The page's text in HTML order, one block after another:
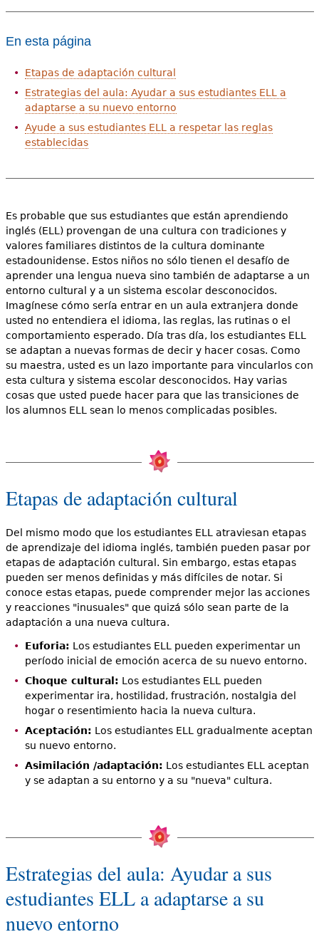
En esta página
Etapas de adaptación cultural
Estrategias del aula: Ayudar a sus estudiantes ELL a
adaptarse a su nuevo entorno
Ayude a sus estudiantes ELL a respetar las reglas
establecidas
Es probable que sus estudiantes que están aprendiendo
inglés (ELL) provengan de una cultura con tradiciones y
valores familiares distintos de la cultura dominante
estadounidense. Estos niños no sólo tienen el desafío de
aprender una lengua nueva sino también de adaptarse a un
entorno cultural y a un sistema escolar desconocidos.
Imagínese cómo sería entrar en un aula extranjera donde
usted no entendiera el idioma, las reglas, las rutinas o el
comportamiento esperado. Día tras día, los estudiantes ELL
se adaptan a nuevas formas de decir y hacer cosas. Como
su maestra, usted es un lazo importante para vincularlos con
esta cultura y sistema escolar desconocidos. Hay varias
cosas que usted puede hacer para que las transiciones de
los alumnos ELL sean lo menos complicadas posibles.
Etapas de adaptación cultural
Del mismo modo que los estudiantes ELL atraviesan etapas
de aprendizaje del idioma inglés, también pueden pasar por
etapas de adaptación cultural. Sin embargo, estas etapas
pueden ser menos definidas y más difíciles de notar. Si
conoce estas etapas, puede comprender mejor las acciones
y reacciones "inusuales" que quizá sólo sean parte de la
adaptación a una nueva cultura.
Euforia: Los estudiantes ELL pueden experimentar un
período inicial de emoción acerca de su nuevo entorno.
Choque cultural: Los estudiantes ELL pueden
experimentar ira, hostilidad, frustración, nostalgia del
hogar o resentimiento hacia la nueva cultura.
Aceptación: Los estudiantes ELL gradualmente aceptan
su nuevo entorno.
Asimilación /adaptación: Los estudiantes ELL aceptan
y se adaptan a su entorno y a su "nueva" cultura.
Estrategias del aula: Ayudar a sus
estudiantes ELL a adaptarse a su
nuevo entorno